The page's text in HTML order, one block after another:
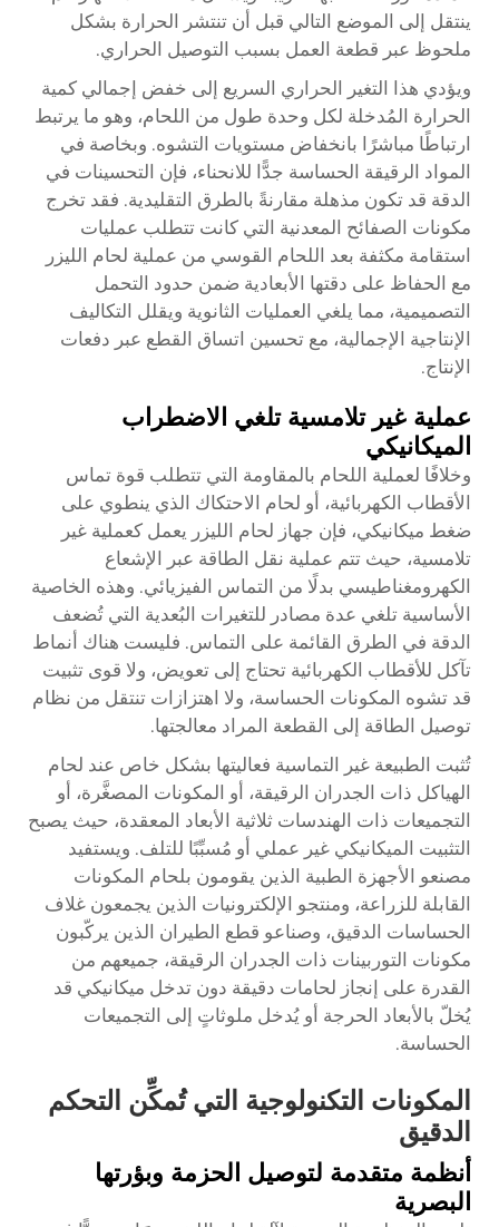
ينتقل إلى الموضع التالي قبل أن تنتشر الحرارة بشكل
ملحوظ عبر قطعة العمل بسبب التوصيل الحراري.
ويؤدي هذا التغير الحراري السريع إلى خفض إجمالي كمية
الحرارة المُدخلة لكل وحدة طول من اللحام، وهو ما يرتبط
ارتباطًا مباشرًا بانخفاض مستويات التشوه. وبخاصة في
المواد الرقيقة الحساسة جدًّا للانحناء، فإن التحسينات في
الدقة قد تكون مذهلة مقارنةً بالطرق التقليدية. فقد تخرج
مكونات الصفائح المعدنية التي كانت تتطلب عمليات
استقامة مكثفة بعد اللحام القوسي من عملية لحام الليزر
مع الحفاظ على دقتها الأبعادية ضمن حدود التحمل
التصميمية، مما يلغي العمليات الثانوية ويقلل التكاليف
الإنتاجية الإجمالية، مع تحسين اتساق القطع عبر دفعات
الإنتاج.
عملية غير تلامسية تلغي الاضطراب
الميكانيكي
وخلافًا لعملية اللحام بالمقاومة التي تتطلب قوة تماس
الأقطاب الكهربائية، أو لحام الاحتكاك الذي ينطوي على
ضغط ميكانيكي، فإن جهاز لحام الليزر يعمل كعملية غير
تلامسية، حيث تتم عملية نقل الطاقة عبر الإشعاع
الكهرومغناطيسي بدلًا من التماس الفيزيائي. وهذه الخاصية
الأساسية تلغي عدة مصادر للتغيرات البُعدية التي تُضعف
الدقة في الطرق القائمة على التماس. فليست هناك أنماط
تآكل للأقطاب الكهربائية تحتاج إلى تعويض، ولا قوى تثبيت
قد تشوه المكونات الحساسة، ولا اهتزازات تنتقل من نظام
توصيل الطاقة إلى القطعة المراد معالجتها.
تُثبت الطبيعة غير التماسية فعاليتها بشكل خاص عند لحام
الهياكل ذات الجدران الرقيقة، أو المكونات المصغَّرة، أو
التجميعات ذات الهندسات ثلاثية الأبعاد المعقدة، حيث يصبح
التثبيت الميكانيكي غير عملي أو مُسبِّبًا للتلف. ويستفيد
مصنعو الأجهزة الطبية الذين يقومون بلحام المكونات
القابلة للزراعة، ومنتجو الإلكترونيات الذين يجمعون غلاف
الحساسات الدقيق، وصناعو قطع الطيران الذين يركّبون
مكونات التوربينات ذات الجدران الرقيقة، جميعهم من
القدرة على إنجاز لحامات دقيقة دون تدخل ميكانيكي قد
يُخلّ بالأبعاد الحرجة أو يُدخل ملوثاتٍ إلى التجميعات
الحساسة.
المكونات التكنولوجية التي تُمكِّن التحكم
الدقيق
أنظمة متقدمة لتوصيل الحزمة وبؤرتها
البصرية